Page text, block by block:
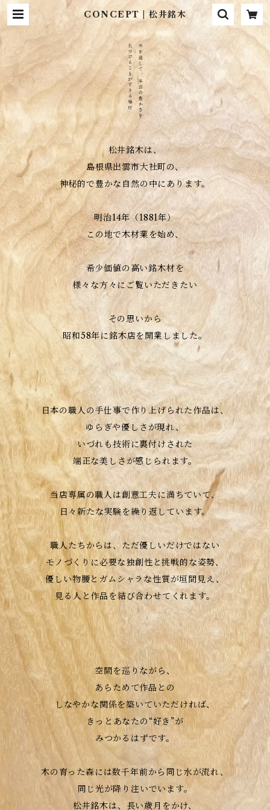
CONCEPT | 松井銘木
松井銘木は、
島根県出雲市大社町の、
神秘的で豊かな自然の中にあります。
明治14年（1881年）
この地で木材業を始め、
希少価値の高い銘木材を
様々な方々にご覧いただきたい
その思いから
昭和58年に銘木店を開業しました。
日本の職人の手仕事で作り上げられた作品は、
ゆらぎや優しさが現れ、
いづれも技術に裏付けされた
端正な美しさが感じられます。
当店専属の職人は創意工夫に満ちていて、
日々新たな実験を繰り返しています。
職人たちからは、ただ優しいだけではない
モノづくりに必要な独創性と挑戦的な姿勢、
優しい物腰とガムシャラな性質が垣間見え、
見る人と作品を結び合わせてくれます。
空間を巡りながら、
あらためて作品との
しなやかな関係を築いていただければ、
きっとあなたの“好き”が
みつかるはずです。
木の育った森には数千年前から同じ水が流れ、
同じ光が降り注いでいます。
松井銘木は、長い歳月をかけ、